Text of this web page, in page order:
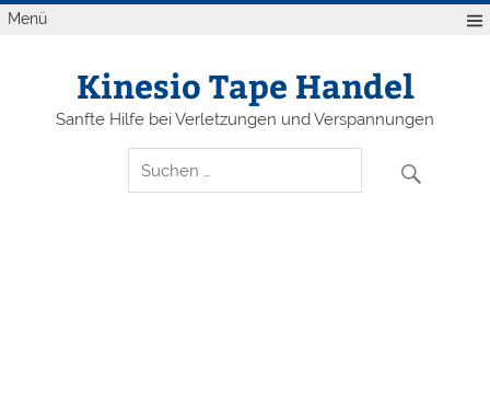
Zum
Inhalt
Menü
Kinesio Tape Handel
Sanfte Hilfe bei Verletzungen und Verspannungen